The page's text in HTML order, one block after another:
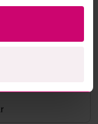
med nitar